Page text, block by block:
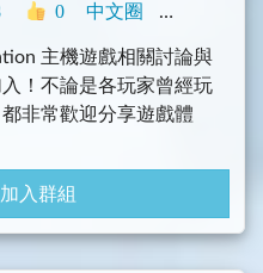
0 中文圈 香港
主機遊戲相關討論與
！不論是各玩家曾經玩
非常歡迎分享遊戲體
加入群組